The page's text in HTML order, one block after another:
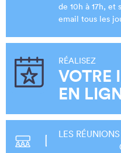
de 10h à 17h, et
email tous les
RÉALISEZ
VOTRE
EN
LES